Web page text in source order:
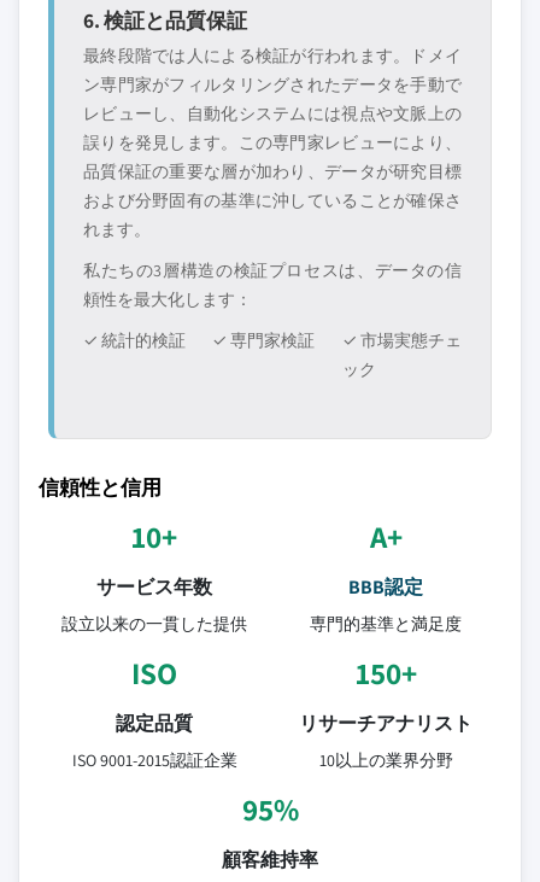
6. 検証と品質保証
最終段階では人による検証が行われます。ドメイ
ン専門家がフィルタリングされたデータを手動で
レビューし、自動化システムには視点や文脈上の
誤りを発見します。この専門家レビューにより、
品質保証の重要な層が加わり、データが研究目標
および分野固有の基準に沖していることが確保さ
れます。
私たちの3層構造の検証プロセスは、データの信
頼性を最大化します：
✓ 統計的検証
✓ 専門家検証
✓ 市場実態チェ
ック
信頼性と信用
10+
サービス年数
設立以来の一貫した提供
A+
BBB認定
専門的基準と満足度
ISO
認定品質
ISO 9001-2015認証企業
150+
リサーチアナリスト
10以上の業界分野
95%
顧客維持率